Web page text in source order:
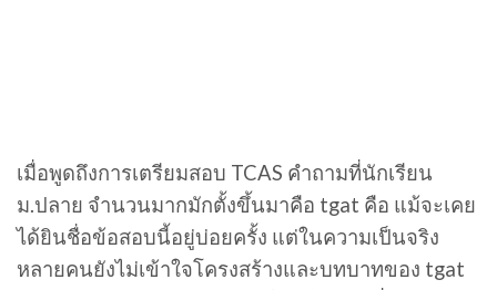
เมื่อพูดถึงการเตรียมสอบ TCAS คำถามที่นักเรียน
ม.ปลาย จำนวนมากมักตั้งขึ้นมาคือ tgat คือ แม้จะเคย
ได้ยินชื่อข้อสอบนี้อยู่บ่อยครั้ง แต่ในความเป็นจริง
หลายคนยังไม่เข้าใจโครงสร้างและบทบาทของ tgat